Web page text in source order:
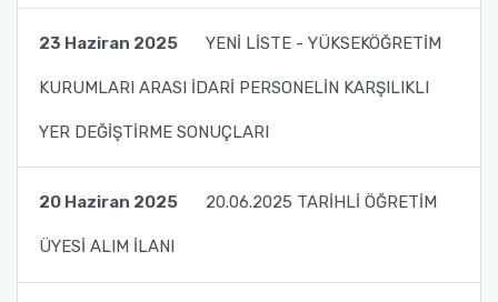
23 Haziran 2025 YENİ LİSTE - YÜKSEKÖĞRETİM
KURUMLARI ARASI İDARİ PERSONELİN KARŞILIKLI
YER DEĞİŞTİRME SONUÇLARI
20 Haziran 2025 20.06.2025 TARİHLİ ÖĞRETİM
ÜYESİ ALIM İLANI